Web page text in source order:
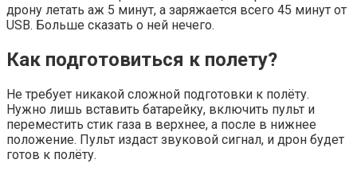
дрону летать аж 5 минут, а заряжается всего 45 минут от
USB. Больше сказать о ней нечего.
Как подготовиться к полету?
Не требует никакой сложной подготовки к полёту.
Нужно лишь вставить батарейку, включить пульт и
переместить стик газа в верхнее, а после в нижнее
положение. Пульт издаст звуковой сигнал, и дрон будет
готов к полёту.